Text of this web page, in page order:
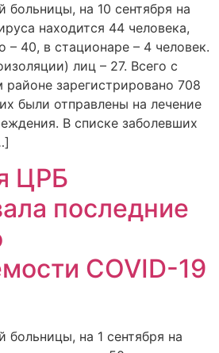
на 10 сентября на
находится 44 человека,
– 40, в стационаре – 4 человек.
лиц – 27. Всего с
районе зарегистрировано 708
были отправлены на лечение
В списке заболевших
ЦРБ
последние
COVID-19
на 1 сентября на